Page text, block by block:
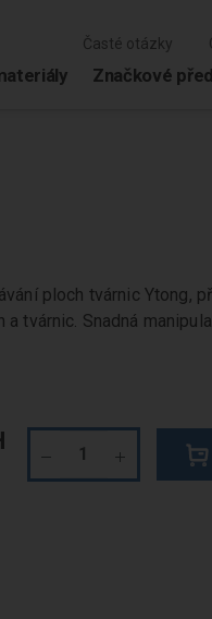
Časté otázky
Značkové
ploch tvárnic Ytong,
tvárnic. Snadná